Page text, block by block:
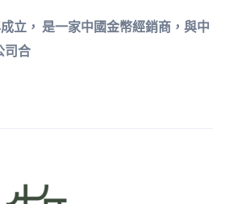
立， 是一家中國金幣經銷商，與中
司合